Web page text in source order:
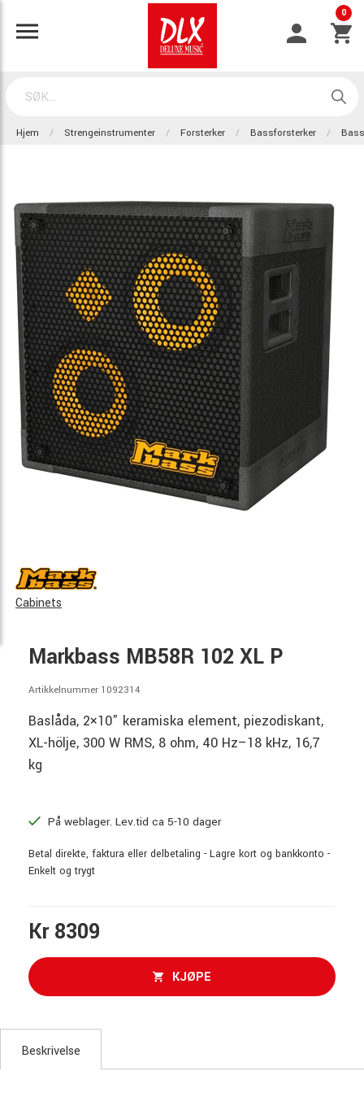
0
Hjem Strengeinstrumenter Forsterker Bassforsterker
Cabinets
Markbass MB58R 102 XL P
Artikkelnummer 1092314
Baslåda, 2×10” keramiska element, piezodiskant,
XL-hölje, 300 W RMS, 8 ohm, 40 Hz–18 kHz, 16,7
kg
På weblager. Lev.tid ca 5-10 dager
Betal direkte, faktura eller delbetaling - Lagre kort og bankkonto -
Enkelt og trygt
Kr 8309
KJØPE
Beskrivelse